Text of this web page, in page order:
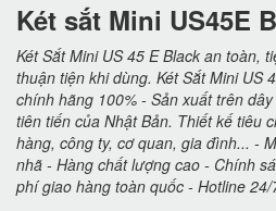
Két sắt Mini US45E
Két Sắt Mini US 45 E Black an toàn,
thuận tiện khi dùng. Két Sắt Mini US
chính hãng 100% - Sản xuất trên
tiên tiến của Nhật Bản. Thiết kế tiêu
hàng, công ty, cơ quan, gia đình... -
nhã - Hàng chất lượng cao - Chính
phí giao hàng toàn quốc - Hotline